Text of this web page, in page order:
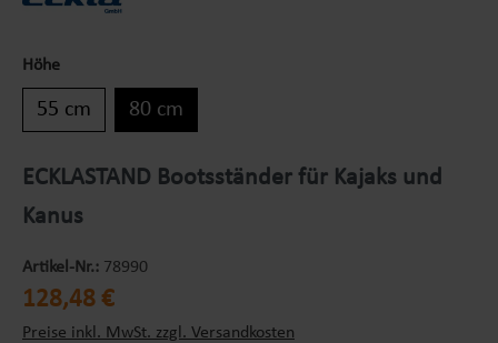
Höhe
55 cm 80 cm
ECKLASTAND Bootsständer für Kajaks und
Kanus
Artikel-Nr.: 78990
Regulärer Preis:
128,48 €
Preise inkl. MwSt. zzgl. Versandkosten